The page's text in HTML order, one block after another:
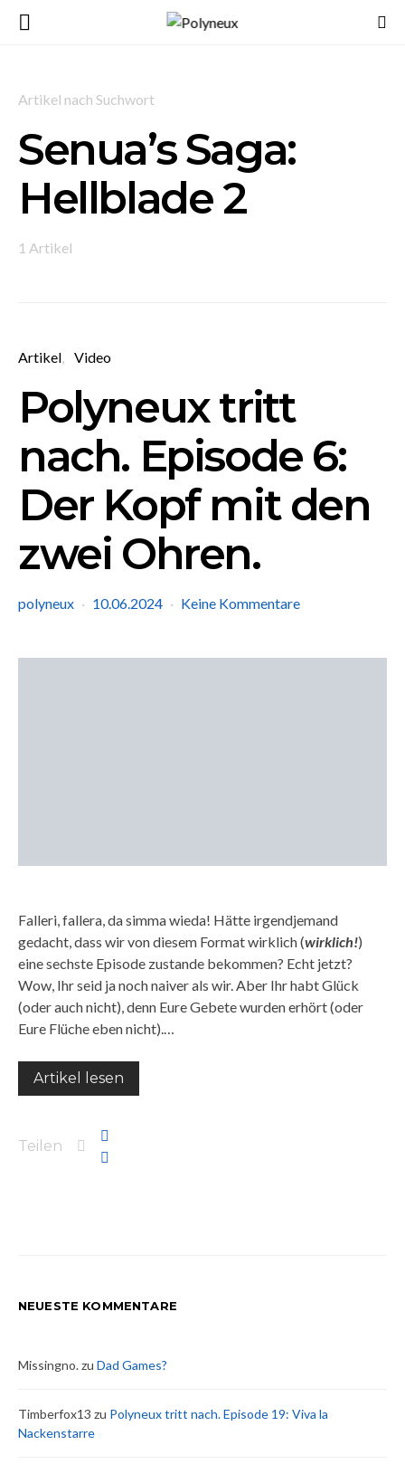
Artikel nach Suchwort
Senua’s Saga:
Hellblade 2
1 Artikel
Artikel Video
Polyneux tritt
nach. Episode 6:
Der Kopf mit den
zwei Ohren.
polyneux 10.06.2024 Keine Kommentare
Falleri, fallera, da simma wieda! Hätte irgendjemand
gedacht, dass wir von diesem Format wirklich (wirklich!)
eine sechste Episode zustande bekommen? Echt jetzt?
Wow, Ihr seid ja noch naiver als wir. Aber Ihr habt Glück
(oder auch nicht), denn Eure Gebete wurden erhört (oder
Eure Flüche eben nicht).…
Artikel lesen
Teilen
NEUESTE KOMMENTARE
Missingno.zu Dad Games?
Timberfox13 zu Polyneux tritt nach. Episode 19: Viva la
Nackenstarre